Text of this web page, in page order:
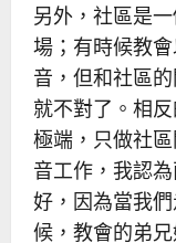
另外，社區是
場；有時候教
音，但和社區
就不對了。相
極端，只做社
音工作，我認
好，因為當我
候，教會的弟